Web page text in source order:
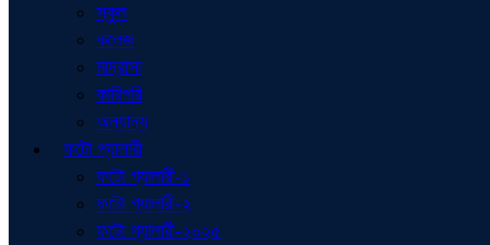
স্কুল
কলেজ
মাদ্রাসা
কারিগরি
অন্যান্য
ফটো গ্যালারী
ফটো গ্যালারী-১
ফটো গ্যালারী-২
ফটো গ্যালারী-২০২৫